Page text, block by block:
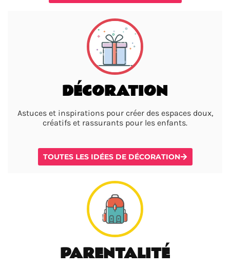
DÉCORATION
Astuces et inspirations pour créer des espaces doux,
créatifs et rassurants pour les enfants.
TOUTES LES IDÉES DE DÉCORATION
PARENTALITÉ